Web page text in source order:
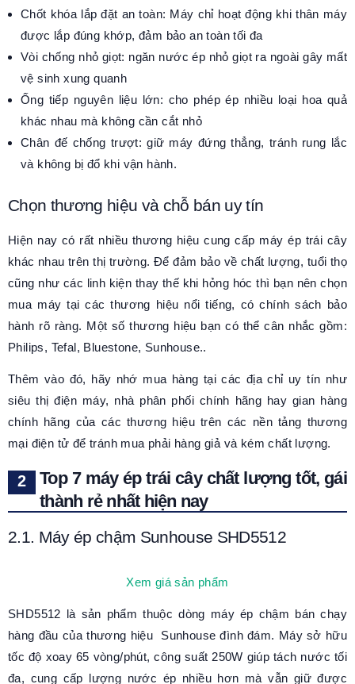
Chốt khóa lắp đặt an toàn: Máy chỉ hoạt động khi thân máy
được lắp đúng khớp, đảm bảo an toàn tối đa
Vòi chống nhỏ giọt: ngăn nước ép nhỏ giọt ra ngoài gây mất
vệ sinh xung quanh
Ống tiếp nguyên liệu lớn: cho phép ép nhiều loại hoa quả
khác nhau mà không cần cắt nhỏ
Chân đế chống trượt: giữ máy đứng thẳng, tránh rung lắc
và không bị đổ khi vận hành.
Chọn thương hiệu và chỗ bán uy tín
Hiện nay có rất nhiều thương hiệu cung cấp máy ép trái cây
khác nhau trên thị trường. Để đảm bảo về chất lượng, tuổi thọ
cũng như các linh kiện thay thế khi hỏng hóc thì bạn nên chọn
mua máy tại các thương hiệu nổi tiếng, có chính sách bảo
hành rõ ràng. Một số thương hiệu bạn có thể cân nhắc gồm:
Philips, Tefal, Bluestone, Sunhouse..
Thêm vào đó, hãy nhớ mua hàng tại các địa chỉ uy tín như
siêu thị điện máy, nhà phân phối chính hãng hay gian hàng
chính hãng của các thương hiệu trên các nền tảng thương
mại điện tử để tránh mua phải hàng giả và kém chất lượng.
Top 7 máy ép trái cây chất lượng tốt, gái
thành rẻ nhất hiện nay
2.1. Máy ép chậm Sunhouse SHD5512
Xem giá sản phẩm
SHD5512 là sản phẩm thuộc dòng máy ép chậm bán chạy
hàng đầu của thương hiệu Sunhouse đình đám. Máy sở hữu
tốc độ xoay 65 vòng/phút, công suất 250W giúp tách nước tối
đa, cung cấp lượng nước ép nhiều hơn mà vẫn giữ được